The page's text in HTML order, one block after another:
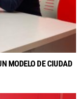
MODELO DE CIUDAD